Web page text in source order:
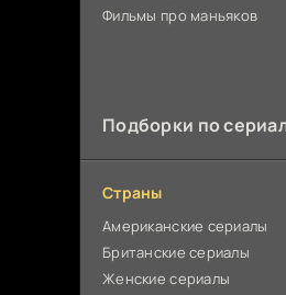
Фильмы про маньяков
Подборки по
Страны
Американские сериалы
Британские сериалы
Женские сериалы